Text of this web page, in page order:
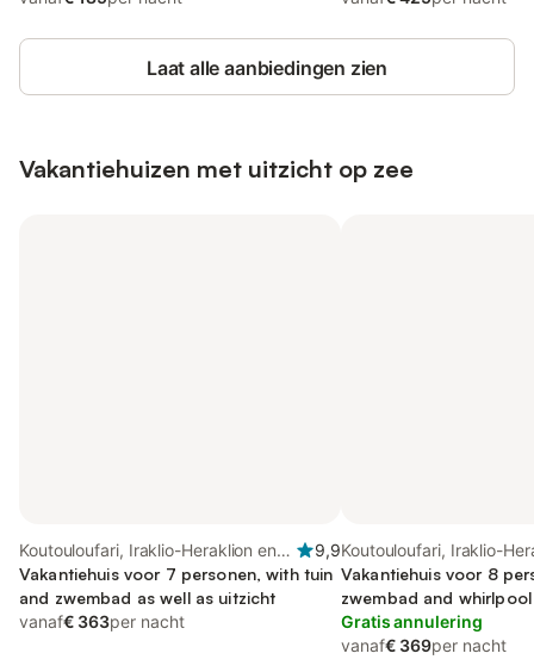
Laat alle aanbiedingen zien
Vakantiehuizen met uitzicht op zee
Koutouloufari, Iraklio-Heraklion en
omgeving
9,9
Vakantiehuis voor 7 personen, with tuin
and zwembad as well as uitzicht
vanaf€ 363per nacht
Koutouloufari, Iraklio-
omgeving
Vakantiehuis voor 8
zwembad and
balkon
Gratis annulering
vanaf€ 369per nacht